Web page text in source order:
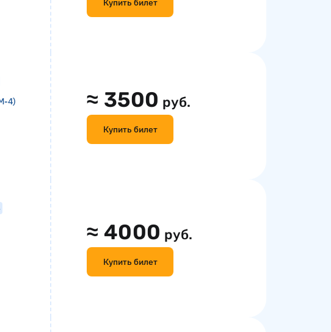
Купить билет
4) ≈ 3500 руб.
Купить билет
≈ 4000 руб.
Купить билет